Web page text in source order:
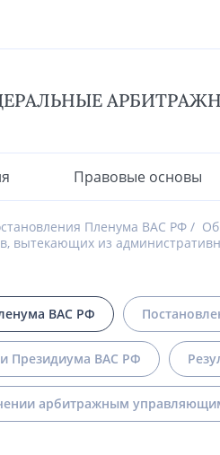
Правовые основы
Пленума ВАС РФ
вытекающих из
ВАС РФ
Президиума ВАС РФ
арбитражным